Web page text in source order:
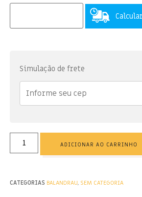
Simulação de frete
ADICIONAR AO CARRINHO
CATEGORIAS BALANDRAU, SEM CATEGORIA